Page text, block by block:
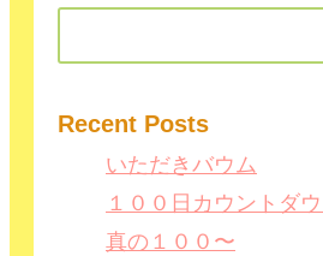
Recent Posts
いただきバウム
１００日カウントダ
真の１００〜